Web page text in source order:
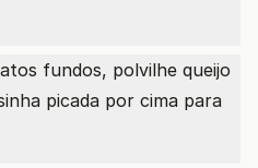
fundos, polvilhe queijo
picada por cima para